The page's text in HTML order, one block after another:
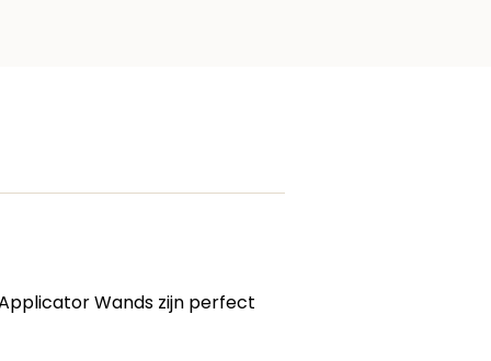
Wands zijn perfect